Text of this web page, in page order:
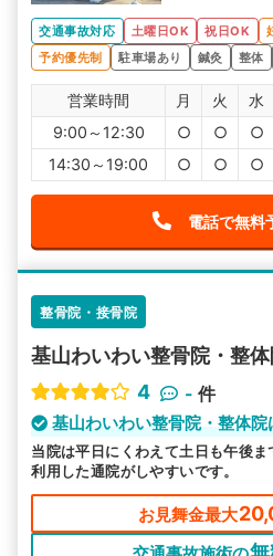
交通事故対応 土曜日OK 祝日OK
予約優先制
駐車場あり 鍼灸 整体
営業時間 月 火 水
9:00～12:30
○ ○ ○
14:30～19:00
○ ○ ○
電話で無料
整骨院・接骨院
基山わいわい整骨院・整
4
- 件
基山わいわい整骨院・整体
当院は平日にくわえて土日も午後
利用した通院がしやすいです。
お見舞金最大